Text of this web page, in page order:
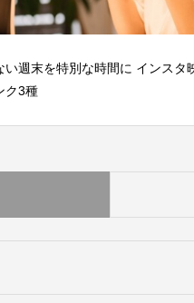
い週末を特別な時間に インスタ
ク3種